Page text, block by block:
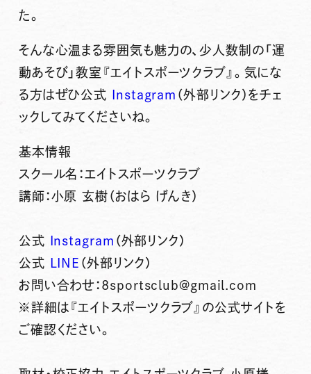
た。
そんな心温まる雰囲気も魅力の、少人数制の「運
動あそび」教室『エイトスポーツクラブ』。気にな
る方はぜひ公式
Instagram （外部リンク）をチェ
ックしてみてくださいね。
基本情報
スクール名：エイトスポーツクラブ
講師：小原 玄樹（おはら げんき）
公式 Instagram （外部リンク）
公式
LINE （外部リンク）
お問い合わせ：8sportsclub@gmail.com
※詳細は『エイトスポーツクラブ』の公式サイトを
ご確認ください。